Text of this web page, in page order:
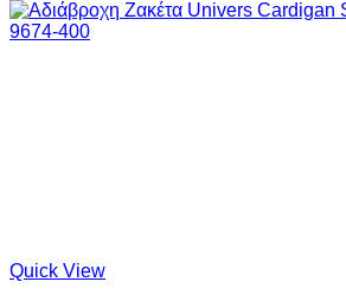
Quick View